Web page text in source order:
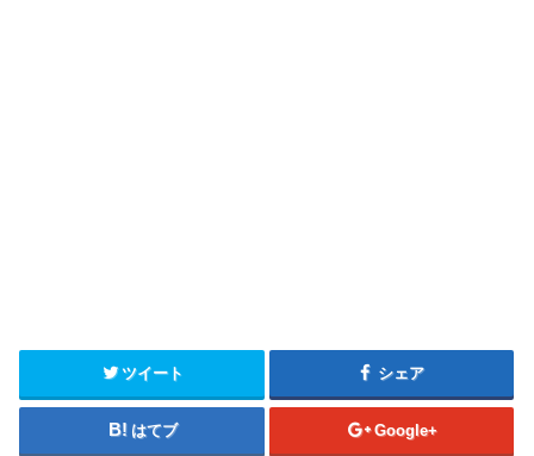
ツイート シェア
はてブ Google+